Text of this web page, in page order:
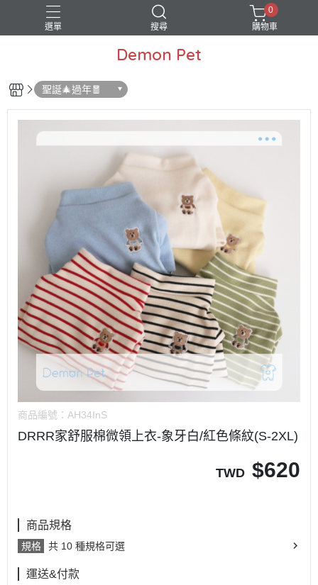
選單 搜尋
0
購物車
Demon Pet
聖誕🎄過年🧧
商品編號： AH34InS
DRRR家舒服棉微領上衣-象牙白/紅色條紋(S-2XL)
TWD $620
商品規格
規格 共 10 種規格可選
運送&付款